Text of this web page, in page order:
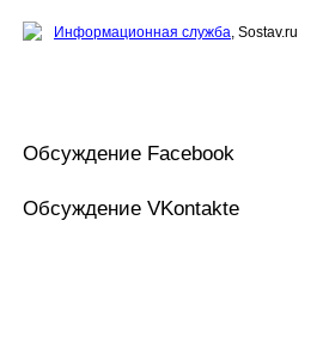
Информационная служба, Sostav.ru
Обсуждение Facebook
Обсуждение VKontakte